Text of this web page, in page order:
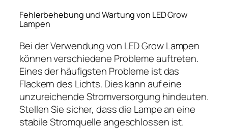
Fehlerbehebung und Wartung von LED Grow
Lampen
Bei der Verwendung von LED Grow Lampen
können verschiedene Probleme auftreten.
Eines der häufigsten Probleme ist das
Flackern des Lichts. Dies kann auf eine
unzureichende Stromversorgung hindeuten.
Stellen Sie sicher, dass die Lampe an eine
stabile Stromquelle angeschlossen ist.